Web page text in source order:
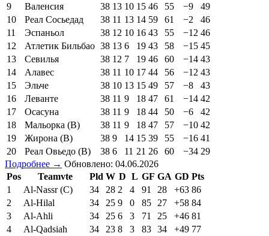
9
Валенсия 38 13 10 15 46 55 −9
49
10
Реал Сосьедад 38 11 13 14 59 61 −2
46
11
Эспаньол 38 12 10 16 43 55 −12 46
12
Атлетик Бильбао 38 13 6 19 43 58 −15 45
13
Севилья 38 12 7 19 46 60 −14 43
14
Алавес 38 11 10 17 44 56 −12 43
15
Эльче 38 10 13 15 49 57 −8
43
16
Леванте 38 11 9 18 47 61 −14 42
17
Осасуна 38 11 9 18 44 50 −6
42
18
Мальорка (В) 38 11 9 18 47 57 −10 42
19
Жирона (В) 38 9 14 15 39 55 −16 41
20
Реал Овьедо (В) 38 6 11 21 26 60 −34 29
Подробнее → Обновлено: 04.06.2026
Pos
Teamvte Pld W D L GF GA GD Pts
1
Al-Nassr (C) 34 28 2 4 91 28 +63 86
2
Al-Hilal 34 25 9 0 85 27 +58 84
3
Al-Ahli 34 25 6 3 71 25 +46 81
4
Al-Qadsiah 34 23 8 3 83 34 +49 77